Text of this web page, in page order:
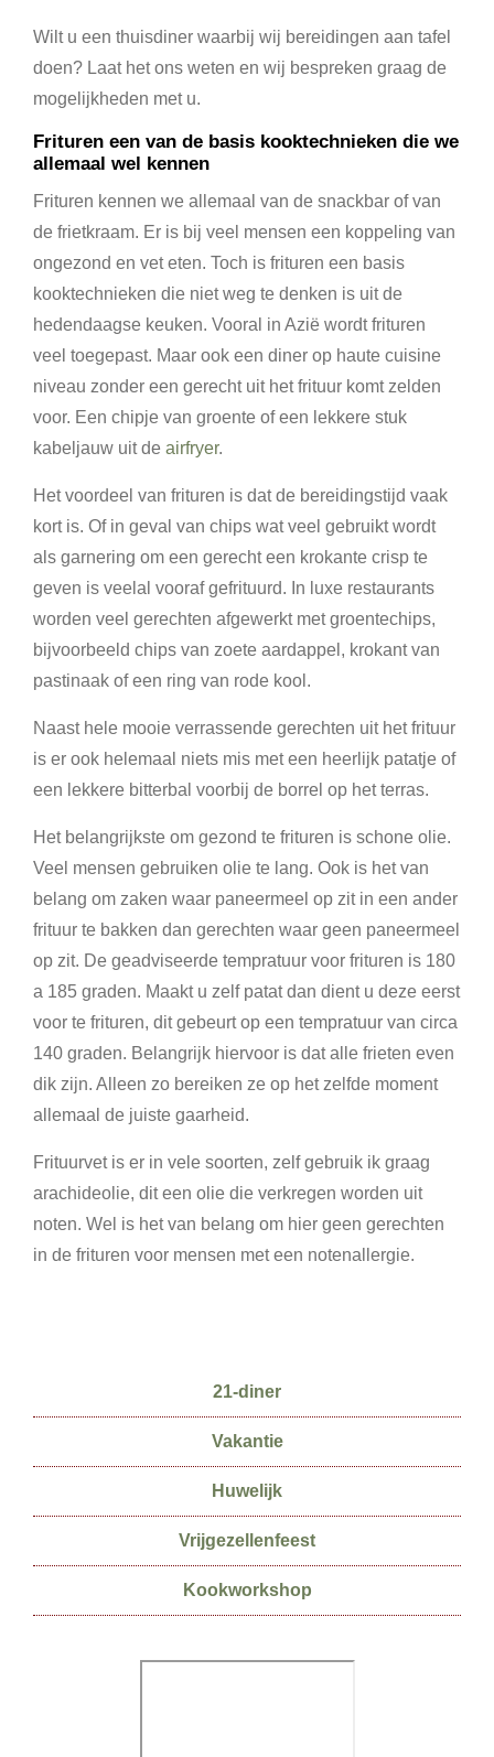
Wilt u een thuisdiner waarbij wij bereidingen aan tafel
doen? Laat het ons weten en wij bespreken graag de
mogelijkheden met u.
Frituren een van de basis kooktechnieken die we
allemaal wel kennen
Frituren kennen we allemaal van de snackbar of van
de frietkraam. Er is bij veel mensen een koppeling van
ongezond en vet eten. Toch is frituren een basis
kooktechnieken die niet weg te denken is uit de
hedendaagse keuken. Vooral in Azië wordt frituren
veel toegepast. Maar ook een diner op haute cuisine
niveau zonder een gerecht uit het frituur komt zelden
voor. Een chipje van groente of een lekkere stuk
kabeljauw uit de airfryer.
Het voordeel van frituren is dat de bereidingstijd vaak
kort is. Of in geval van chips wat veel gebruikt wordt
als garnering om een gerecht een krokante crisp te
geven is veelal vooraf gefrituurd. In luxe restaurants
worden veel gerechten afgewerkt met groentechips,
bijvoorbeeld chips van zoete aardappel, krokant van
pastinaak of een ring van rode kool.
Naast hele mooie verrassende gerechten uit het frituur
is er ook helemaal niets mis met een heerlijk patatje of
een lekkere bitterbal voorbij de borrel op het terras.
Het belangrijkste om gezond te frituren is schone olie.
Veel mensen gebruiken olie te lang. Ook is het van
belang om zaken waar paneermeel op zit in een ander
frituur te bakken dan gerechten waar geen paneermeel
op zit. De geadviseerde tempratuur voor frituren is 180
a 185 graden. Maakt u zelf patat dan dient u deze eerst
voor te frituren, dit gebeurt op een tempratuur van circa
140 graden. Belangrijk hiervoor is dat alle frieten even
dik zijn. Alleen zo bereiken ze op het zelfde moment
allemaal de juiste gaarheid.
Frituurvet is er in vele soorten, zelf gebruik ik graag
arachideolie, dit een olie die verkregen worden uit
noten. Wel is het van belang om hier geen gerechten
in de frituren voor mensen met een notenallergie.
21-diner
Vakantie
Huwelijk
Vrijgezellenfeest
Kookworkshop